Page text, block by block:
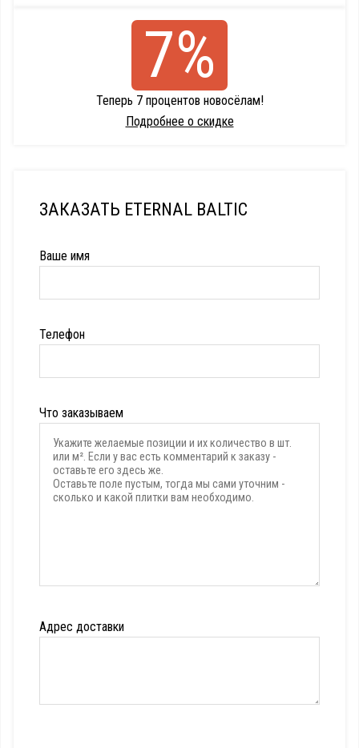
7%
Теперь 7 процентов новосёлам!
Подробнее о скидке
ЗАКАЗАТЬ ETERNAL BALTIC
Ваше имя
Телефон
Что заказываем
Адрес доставки